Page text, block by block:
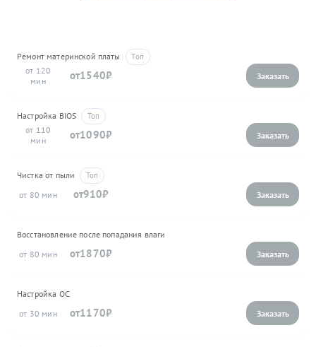
Ремонт материнской платы
120
1540
Настройка BIOS
110
1090
Чистка от пыли
80
910
Восстановление после попадания влаги
80
1870
Настройка ОС
30
1170